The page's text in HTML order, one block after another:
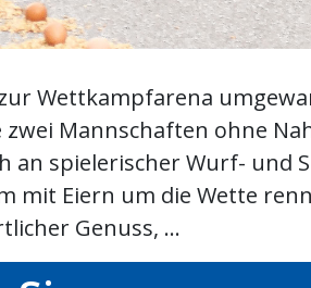
Wettkampfarena
zwei Mannschaften ohne
an spielerischer Wurf- und
mit Eiern um die Wette
Genuss, ...